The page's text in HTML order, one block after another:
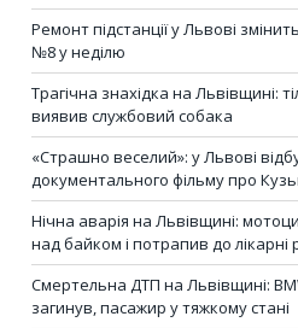
Ремонт підстанції у Львові
№8 у неділю
Трагічна знахідка на Львівщині:
виявив службовий собака
«Страшно веселий»: у Львові
документального фільму про
Нічна аварія на Львівщині:
над байком і потрапив до
Смертельна ДТП на Львівщині:
загинув, пасажир у тяжкому стані